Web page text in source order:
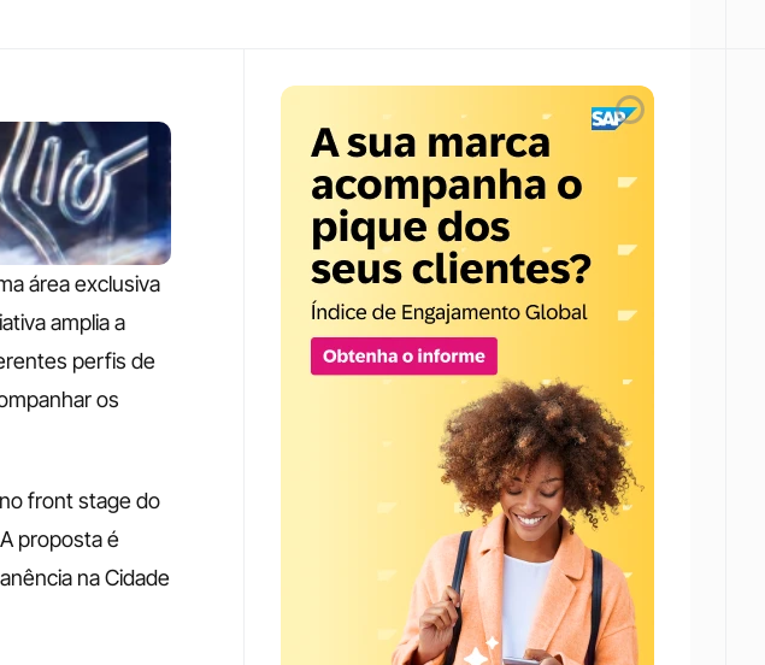
área exclusiva
amplia a
perfis de
os
front stage do
proposta é
na Cidade